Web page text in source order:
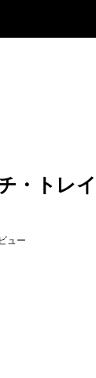
・トレ
ュー